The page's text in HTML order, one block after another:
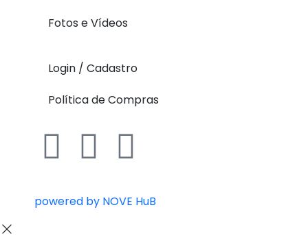
Fotos e Vídeos
Login / Cadastro
Política de Compras
powered by NOVE HuB